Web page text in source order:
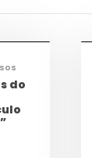
do